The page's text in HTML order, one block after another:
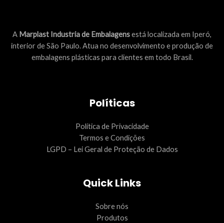
A Marplast Industria de Embalagensestá localizada em Iperó,
interior de São Paulo. Atua no desenvolvimento e produção de
embalagens plásticas para clientes em todo Brasil.
Políticas
Política de Privacidade
Termos e Condições
LGPD – Lei Geral de Proteção de Dados
Quick Links
Sobre nós
Produtos